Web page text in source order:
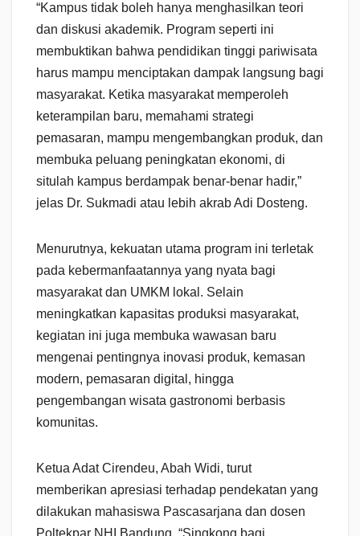
“Kampus tidak boleh hanya menghasilkan teori
dan diskusi akademik. Program seperti ini
membuktikan bahwa pendidikan tinggi pariwisata
harus mampu menciptakan dampak langsung bagi
masyarakat. Ketika masyarakat memperoleh
keterampilan baru, memahami strategi
pemasaran, mampu mengembangkan produk, dan
membuka peluang peningkatan ekonomi, di
situlah kampus berdampak benar-benar hadir,”
jelas Dr. Sukmadi atau lebih akrab Adi Dosteng.
Menurutnya, kekuatan utama program ini terletak
pada kebermanfaatannya yang nyata bagi
masyarakat dan UMKM lokal. Selain
meningkatkan kapasitas produksi masyarakat,
kegiatan ini juga membuka wawasan baru
mengenai pentingnya inovasi produk, kemasan
modern, pemasaran digital, hingga
pengembangan wisata gastronomi berbasis
komunitas.
Ketua Adat Cirendeu, Abah Widi, turut
memberikan apresiasi terhadap pendekatan yang
dilakukan mahasiswa Pascasarjana dan dosen